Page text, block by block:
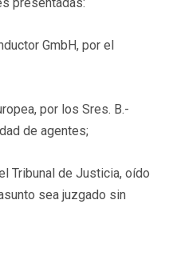
GmbH, por el
por los Sres. B.-
de agentes;
Tribunal de Justicia, oído
sea juzgado sin